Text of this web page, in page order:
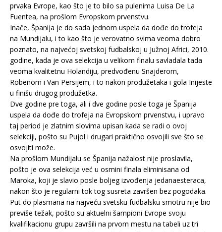
prvaka Evrope, kao što je to bilo sa pulenima Luisa De La
Fuentea, na prošlom Evropskom prvenstvu.
Inače, Španija je do sada jednom uspela da dođe do trofeja
na Mundijalu, i to kao što je verovatno svima veoma dobro
poznato, na najvećoj svetskoj fudbalskoj u Južnoj Africi, 2010.
godine, kada je ova selekcija u velikom finalu savladala tada
veoma kvalitetnu Holandiju, predvođenu Snajderom,
Robenom i Van Persijem, i to nakon produžetaka i gola Inijeste
u finišu drugog produžetka.
Dve godine pre toga, ali i dve godine posle toga je Španija
uspela da dođe do trofeja na Evropskom prvenstvu, i upravo
taj period je zlatnim slovima upisan kada se radi o ovoj
selekciji, pošto su Pujol i drugari praktično osvojili sve što se
osvojiti može.
Na prošlom Mundijalu se Španija nažalost nije proslavila,
pošto je ova selekcija već u osmini finala eliminisana od
Maroka, koji je slavio posle boljeg izvođenja jedanaesteraca,
nakon što je regularni tok tog susreta završen bez pogodaka.
Put do plasmana na najveću svetsku fudbalsku smotru nije bio
previše težak, pošto su aktuelni šampioni Evrope svoju
kvalifikacionu grupu završili na prvom mestu na tabeli uz tri